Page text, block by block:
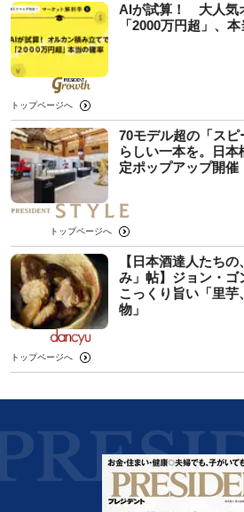
AIが試算！ 大人気
「2000万円超」、
トップページへ
70モデル超の「ス
らしい一本を。日
定ポップアップ開催
トップページへ
【日本酒達人たち
み」帖】ジョン・
こっくり旨い「里
物」
トップページへ